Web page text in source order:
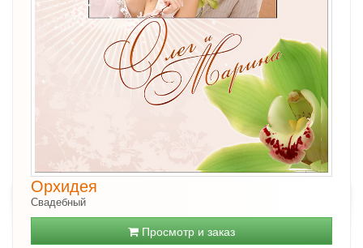
Орхидея
Свадебный
Просмотр и заказ